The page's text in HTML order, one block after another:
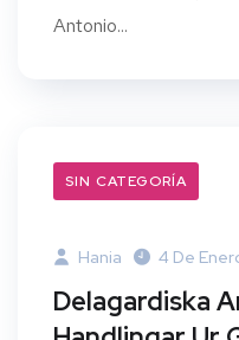
Antonio...
SIN CATEGORÍA
Hania 4 De
Delagardiska